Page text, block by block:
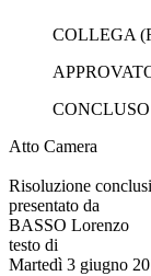
COLLEGA
Atto Camera
Risoluzione
presentato da
BASSO Lorenzo
testo di
Martedì 3 giugno